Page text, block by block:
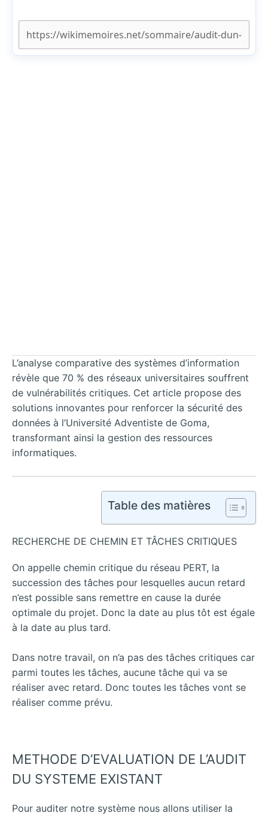
L’analyse comparative des systèmes d’information
révèle que 70 % des réseaux universitaires souffrent
de vulnérabilités critiques. Cet article propose des
solutions innovantes pour renforcer la sécurité des
données à l’Université Adventiste de Goma,
transformant ainsi la gestion des ressources
informatiques.
Table des matières
RECHERCHE DE CHEMIN ET TÂCHES CRITIQUES
On appelle chemin critique du réseau PERT, la
succession des tâches pour lesquelles aucun retard
n’est possible sans remettre en cause la durée
optimale du projet. Donc la date au plus tôt est égale
à la date au plus tard.
Dans notre travail, on n’a pas des tâches critiques car
parmi toutes les tâches, aucune tâche qui va se
réaliser avec retard. Donc toutes les tâches vont se
réaliser comme prévu.
METHODE D’EVALUATION DE L’AUDIT
DU SYSTEME EXISTANT
Pour auditer notre système nous allons utiliser la